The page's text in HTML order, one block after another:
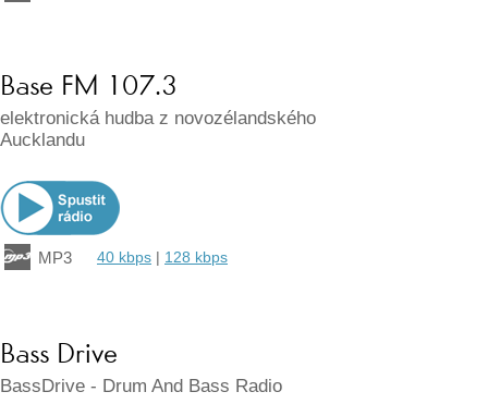
Base FM 107.3
elektronická hudba z novozélandského
Aucklandu
MP3 40 kbps | 128 kbps
Bass Drive
BassDrive - Drum And Bass Radio